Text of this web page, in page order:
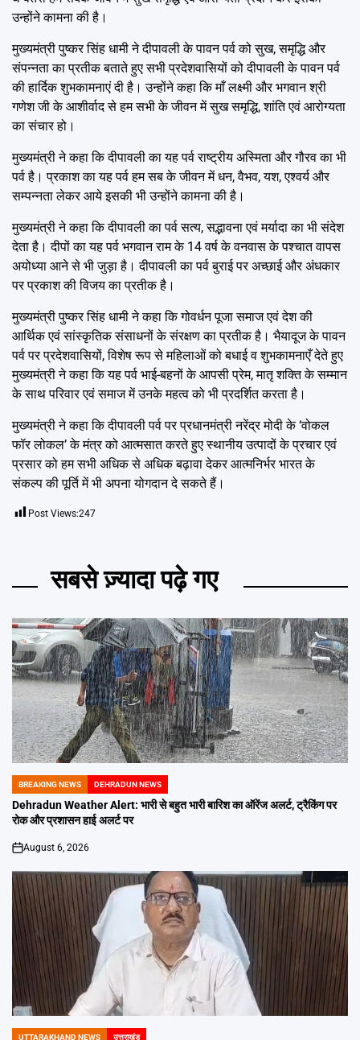
उन्होंने कामना की है।
मुख्यमंत्री पुष्कर सिंह धामी ने दीपावली के पावन पर्व को सुख, समृद्धि और
संपन्नता का प्रतीक बताते हुए सभी प्रदेशवासियों को दीपावली के पावन पर्व
की हार्दिक शुभकामनाएं दी है। उन्होंने कहा कि माँ लक्ष्मी और भगवान श्री
गणेश जी के आशीर्वाद से हम सभी के जीवन में सुख समृद्धि, शांति एवं आरोग्यता
का संचार हो।
मुख्यमंत्री ने कहा कि दीपावली का यह पर्व राष्ट्रीय अस्मिता और गौरव का भी
पर्व है। प्रकाश का यह पर्व हम सब के जीवन में धन, वैभव, यश, एश्वर्य और
सम्पन्नता लेकर आये इसकी भी उन्होंने कामना की है।
मुख्यमंत्री ने कहा कि दीपावली का पर्व सत्य, सद्भावना एवं मर्यादा का भी संदेश
देता है। दीपों का यह पर्व भगवान राम के 14 वर्ष के वनवास के पश्चात वापस
अयोध्या आने से भी जुड़ा है। दीपावली का पर्व बुराई पर अच्छाई और अंधकार
पर प्रकाश की विजय का प्रतीक है।
मुख्यमंत्री पुष्कर सिंह धामी ने कहा कि गोवर्धन पूजा समाज एवं देश की
आर्थिक एवं सांस्कृतिक संसाधनों के संरक्षण का प्रतीक है। भैयादूज के पावन
पर्व पर प्रदेशवासियों, विशेष रूप से महिलाओं को बधाई व शुभकामनाएँ देते हुए
मुख्यमंत्री ने कहा कि यह पर्व भाई-बहनों के आपसी प्रेम, मातृ शक्ति के सम्मान
के साथ परिवार एवं समाज में उनके महत्व को भी प्रदर्शित करता है।
मुख्यमंत्री ने कहा कि दीपावली पर्व पर प्रधानमंत्री नरेंद्र मोदी के ‘वोकल
फॉर लोकल’ के मंत्र को आत्मसात करते हुए स्थानीय उत्पादों के प्रचार एवं
प्रसार को हम सभी अधिक से अधिक बढ़ावा देकर आत्मनिर्भर भारत के
संकल्प की पूर्ति में भी अपना योगदान दे सकते हैं।
Post Views:247
सबसे ज़्यादा पढ़े गए
POSTED
IN
BREAKING NEWS DEHRADUN NEWS
Dehradun Weather Alert: भारी से बहुत भारी बारिश का ऑरेंज अलर्ट, ट्रैकिंग पर
रोक और प्रशासन हाई अलर्ट पर
on
August 6, 2026
UTTARAKHAND NEWS उत्तराखंड